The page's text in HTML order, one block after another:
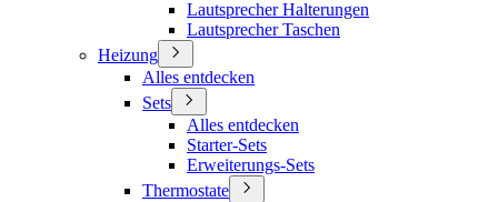
Lautsprecher Halterungen
Lautsprecher Taschen
Heizung
Alles entdecken
Sets
Alles entdecken
Starter-Sets
Erweiterungs-Sets
Thermostate